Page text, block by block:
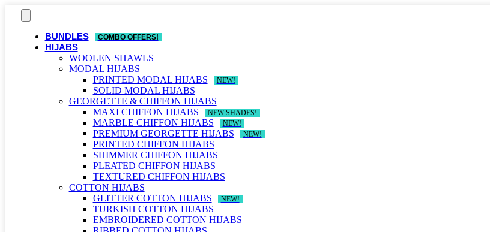
Skip
BUNDLES COMBO OFFERS!
HIJABS
WOOLEN SHAWLS
MODAL HIJABS
PRINTED MODAL HIJABS
NEW!
SOLID MODAL HIJABS
GEORGETTE & CHIFFON HIJABS
MAXI CHIFFON HIJABS
NEW SHADES!
MARBLE CHIFFON HIJABS NEW!
PREMIUM GEORGETTE HIJABS NEW!
PRINTED CHIFFON HIJABS
SHIMMER CHIFFON HIJABS
PLEATED CHIFFON HIJABS
TEXTURED CHIFFON HIJABS
COTTON HIJABS
GLITTER COTTON HIJABS
NEW!
TURKISH COTTON HIJABS
EMBROIDERED COTTON HIJABS